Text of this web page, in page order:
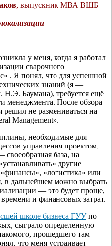
, выпускник МВА ВШБ
у меня, когда я работал
сварочного
. Я понял, что для успешной
знаний (я —
Баумана), требуется ещё
менеджмента. После обзора
не размениваться на
Management».
необходимые для
управления проектом,
база, на
другие
«логистика» или
в дальнейшем можно выбрать
— это будет проще,
и финансовых затрат.
школе бизнеса ГУУпо
сыграло определенную
прошедшего там
что меня устраивает